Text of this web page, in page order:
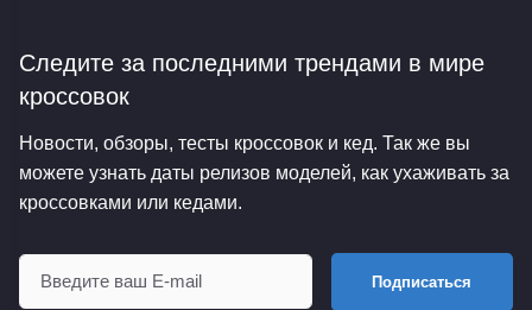
Следите за последними трендами в мире
кроссовок
Новости, обзоры, тесты кроссовок и кед. Так же вы
можете узнать даты релизов моделей, как ухаживать за
кроссовками или кедами.
Подписаться